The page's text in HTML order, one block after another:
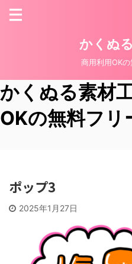
かくぬ
商用利用OK
かくぬる素材
OKの無料フリ
ポップ3
2025年1月27日